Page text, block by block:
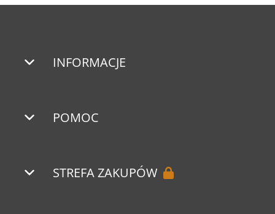
INFORMACJE
POMOC
STREFA ZAKUPÓW